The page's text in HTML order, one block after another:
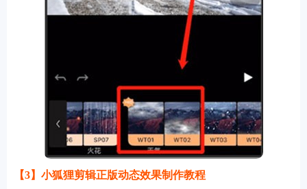
【3】小狐狸剪辑正版动态效果制作教程